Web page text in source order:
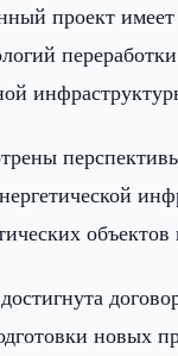
проект
новых